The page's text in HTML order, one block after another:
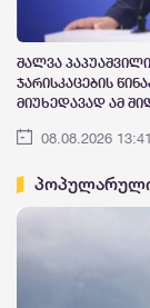
შალვა
ჯარისკაცების
მიუხედავად ამ
08.08.2026 13:41